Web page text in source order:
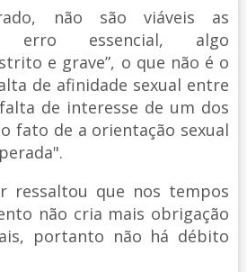
não são viáveis as
erro essencial, algo
e grave”, o que não é o
de afinidade sexual entre
de interesse de um dos
fato de a orientação sexual
ressaltou que nos tempos
não cria mais obrigação
portanto não há débito